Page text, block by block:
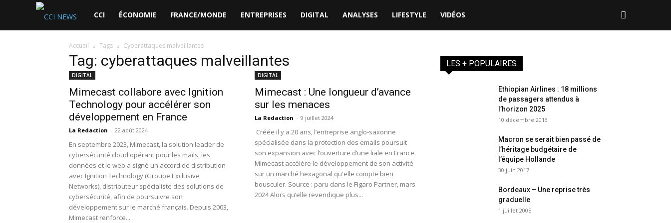
CCI
News
CCI ÉCONOMIE FRANCE/MONDE ENTREPRISES DIGITAL ANALYSES LIFESTYLE VIDÉOS
Accueil Tags Cyberattaques malveillantes
Tag: cyberattaques malveillantes
DIGITAL
Mimecast collabore avec Ignition
Technology pour accélérer son
développement en France
La Redaction - 22 août 2024
En septembre 2023, Mimecast, la solution leader de
cybersécurité cloud opérant pour les mails, les
données et le web a signé un accord de distribution
avec Ignition Technology (Groupe Exclusive
Networks), distributeur spécialiste des solutions de
cybersécurité, afin de poursuivre son
développement sur le marché français. Depuis 2003,
Mimecast renforce...
DIGITAL
Mimecast : Une longueur d’avance
sur les menaces
La Redaction - 9 juillet 2024
Créée il y a 20 ans, l’entreprise anglo-saxonne
spécialisée dans la protection des emails poursuit
son expansion avec l’ouverture d’une liale en France.
Mimecast accélère le développement de son activité
sur un marché hexagonal qu'elle compte bien
bousculer. Source : paru dans le Figaro Partner, mars
2024 Alors qu’elle revendique plus...
LES + POPULAIRES
Ethiopian Airlines : 18 millions
de passagers attendus à
l’horizon 2025
10 décembre 2013
Macron se serait bien passé de
l’héritage budgétaire de
l’équipe Hollande
30 juin 2017
Bordeaux – Une reprise très
graduelle
1 juillet 2005